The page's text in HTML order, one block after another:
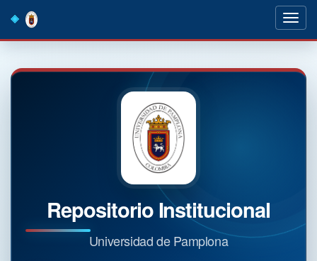
navigation
Repositorio Institucional
Universidad de Pamplona